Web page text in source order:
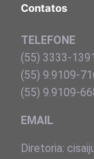
Contatos
TELEFONE
(55) 3333-1391
(55) 9.9109-
(55) 9.9109-
EMAIL
Diretoria: